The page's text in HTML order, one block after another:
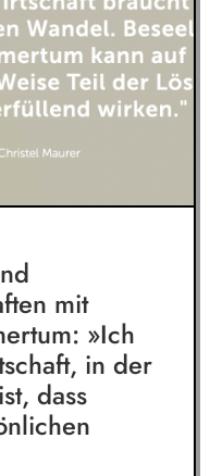
mit
»Ich
in der
dass